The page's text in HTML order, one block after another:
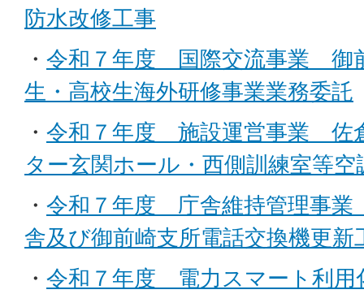
防水改修工事
・ 令和７年度 国際交流事業 御
生・高校生海外研修事業業務委託
・ 令和７年度 施設運営事業 佐
ター玄関ホール・西側訓練室等空
・ 令和７年度 庁舎維持管理事
舎及び御前崎支所電話交換機更新
・ 令和７年度 電力スマート利